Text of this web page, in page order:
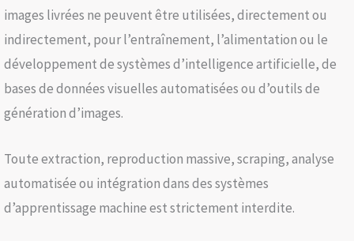
images livrées ne peuvent être utilisées, directement ou
indirectement, pour l’entraînement, l’alimentation ou le
développement de systèmes d’intelligence artificielle, de
bases de données visuelles automatisées ou d’outils de
génération d’images.
Toute extraction, reproduction massive, scraping, analyse
automatisée ou intégration dans des systèmes
d’apprentissage machine est strictement interdite.